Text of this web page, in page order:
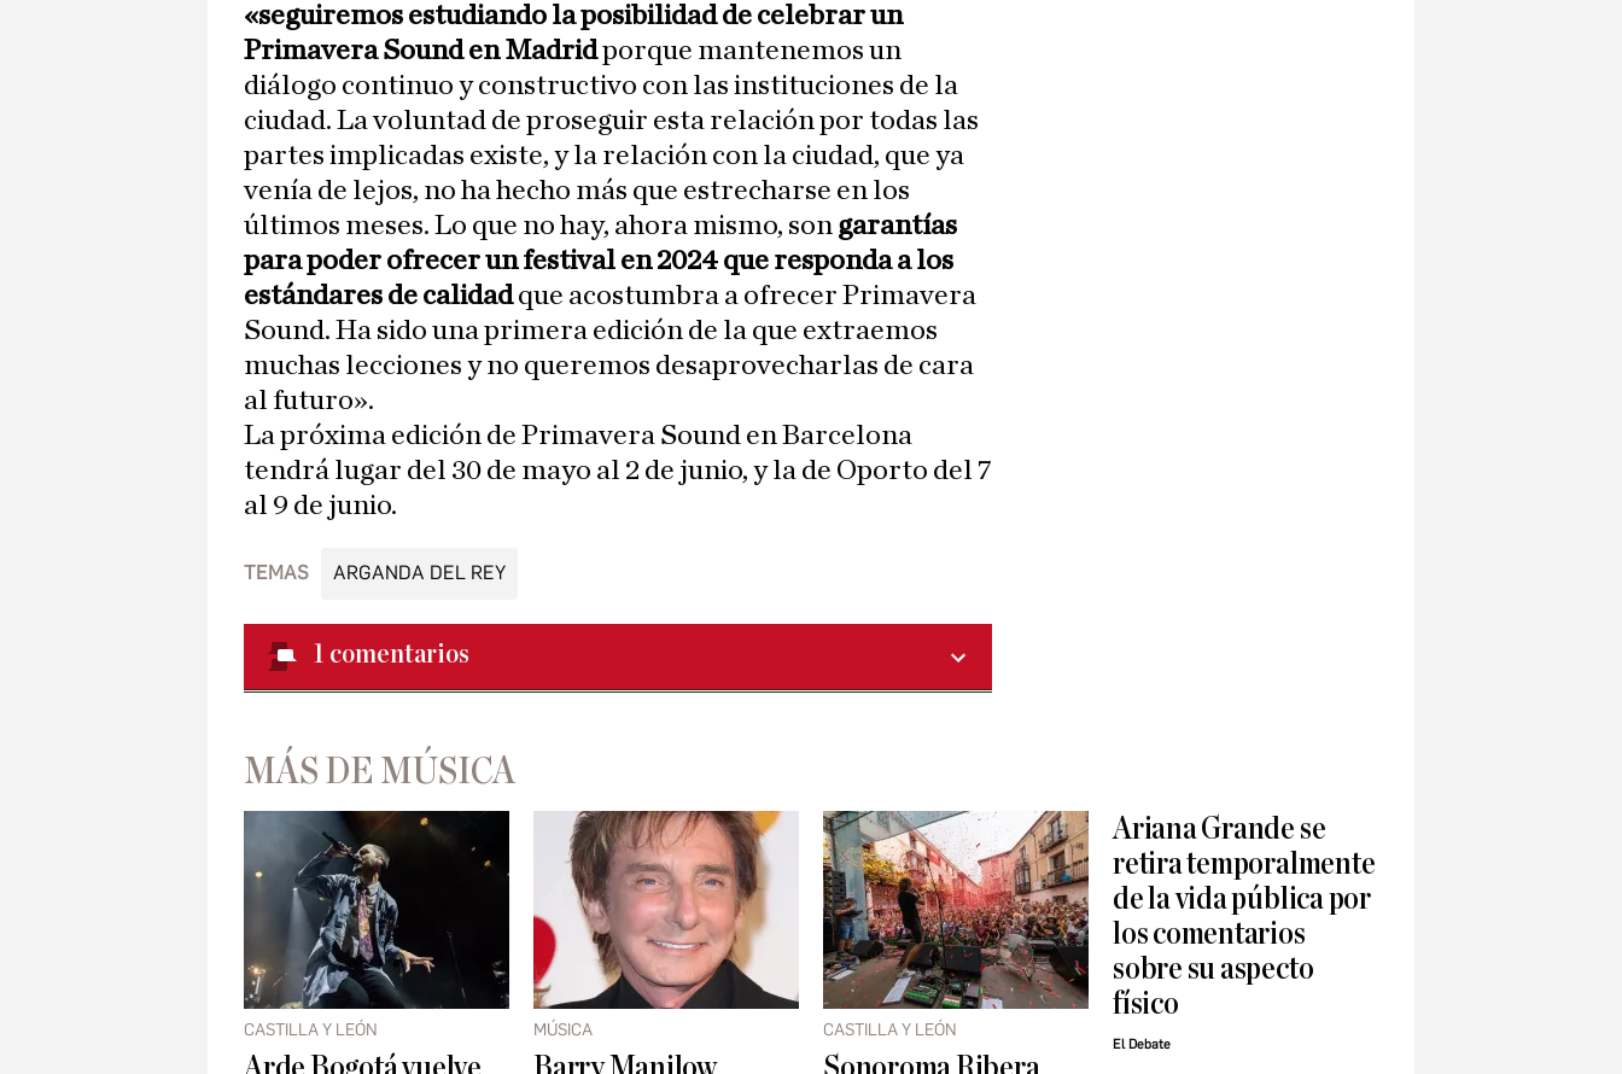
«seguiremos estudiando la posibilidad de celebrar un
Primavera Sound en Madridporque mantenemos un
diálogo continuo y constructivo con las instituciones de la
ciudad. La voluntad de proseguir esta relación por todas las
partes implicadas existe, y la relación con la ciudad, que ya
venía de lejos, no ha hecho más que estrecharse en los
últimos meses. Lo que no hay, ahora mismo, son garantías
para poder ofrecer un festival en 2024 que responda a los
estándares de calidadque acostumbra a ofrecer Primavera
Sound. Ha sido una primera edición de la que extraemos
muchas lecciones y no queremos desaprovecharlas de cara
al futuro».
La próxima edición de Primavera Sound en Barcelona
tendrá lugar del 30 de mayo al 2 de junio, y la de Oporto del 7
al 9 de junio.
TEMAS ARGANDA DEL REY
1 comentarios
MÁS DE MÚSICA
CASTILLA Y LEÓN
Arde Bogotá vuelve
MÚSICA
Barry Manilow
CASTILLA Y LEÓN
Sonoroma Ribera
Ariana Grande se
retira temporalmente
de la vida pública por
los comentarios
sobre su aspecto
físico
El Debate